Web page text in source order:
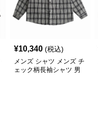
¥10,340 (税込)
メンズ シャツ メンズ チ
ェック柄長袖シャツ 男